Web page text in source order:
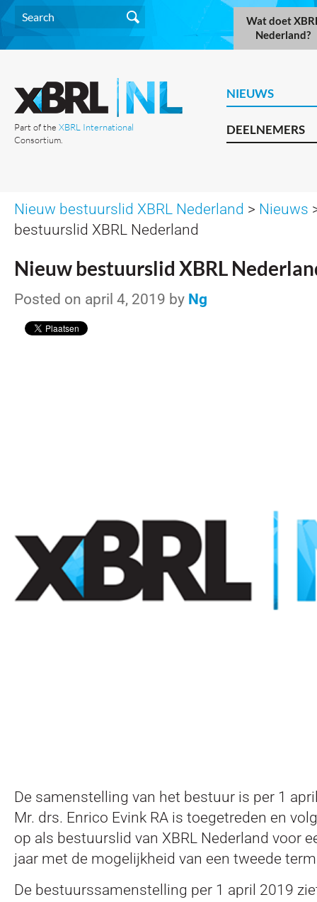
Wat doet
Nederland?
Part of the XBRL International
Consortium.
NIEUWS
DEELNEMERS
Nieuw bestuurslid XBRL Nederland > Nieuws
bestuurslid XBRL Nederland
Nieuw bestuurslid XBRL
Posted on april 4, 2019 by Ng
De samenstelling van het bestuur is per 1
Mr. drs. Enrico Evink RA is toegetreden en
op als bestuurslid van XBRL Nederland voor
jaar met de mogelijkheid van een tweede
De bestuurssamenstelling per 1 april 2019